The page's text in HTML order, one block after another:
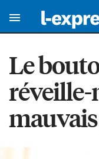
Le
réveille-